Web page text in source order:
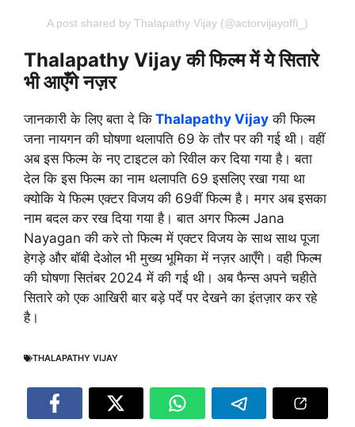
A post shared by Thalapathy Vijay (@actorvijayoffi_)
Thalapathy Vijay की फिल्म में ये सितारे
भी आएँगे नज़र
जानकारी के लिए बता दे कि Thalapathy Vijay की फिल्म
जना नायगन की घोषणा थलापति 69 के तौर पर की गई थी। वहीं
अब इस फिल्म के नए टाइटल को रिवील कर दिया गया है। बता
देल कि इस फिल्म का नाम थलापति 69 इसलिए रखा गया था
क्योकि ये फिल्म एक्टर विजय की 69वीं फिल्म है। मगर अब इसका
नाम बदल कर रख दिया गया है। बात अगर फिल्म Jana
Nayagan की करे तो फिल्म में एक्टर विजय के साथ साथ पूजा
हेगड़े और बॉबी देओल भी मुख्य भूमिका में नज़र आएँगे। वही फिल्म
की घोषणा सितंबर 2024 में की गई थी। अब फैन्स अपने चहीते
सितारे को एक आखिरी बार बड़े पर्दे पर देखने का इंतज़ार कर रहे
है।
THALAPATHY VIJAY